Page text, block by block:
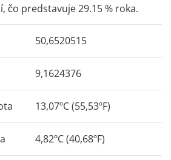
čo predstavuje 29.15 % roka.
50,6520515
9,1624376
13,07ºC (55,53ºF)
4,82ºC (40,68ºF)